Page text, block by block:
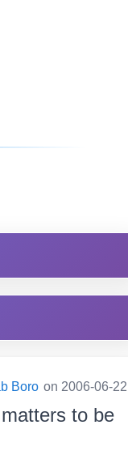
Boro on 2006-06-22
to be